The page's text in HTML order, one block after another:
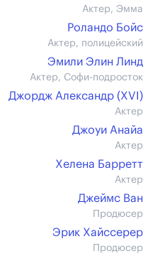
Актер, Эмма
Роландо Бойс
Актер, полицейский
Эмили Элин Линд
Актер, Софи-подросток
Джордж Александр (XVI)
Актер
Джоуи Анайа
Актер
Хелена Барретт
Актер
Джеймс Ван
Продюсер
Эрик Хайссерер
Продюсер